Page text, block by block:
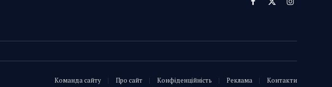
Facebook
X
Instagram
Команда сайту Про сайт Конфіденційність Реклама Контакти